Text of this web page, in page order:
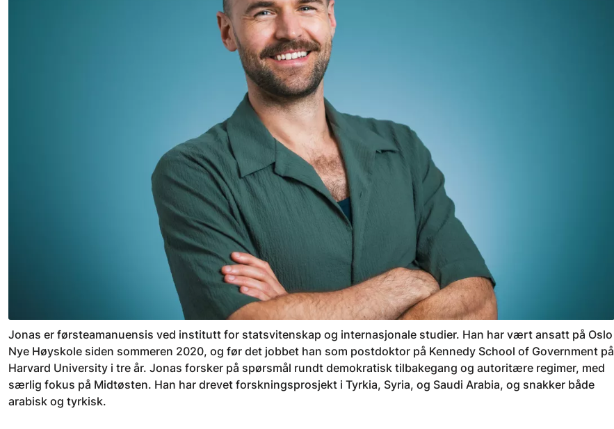
Jonas er førsteamanuensis ved institutt for statsvitenskap og internasjonale studier. Han har vært ansatt på Oslo
Nye Høyskole siden sommeren 2020, og før det jobbet han som postdoktor på Kennedy School of Government på
Harvard University i tre år. Jonas forsker på spørsmål rundt demokratisk tilbakegang og autoritære regimer, med
særlig fokus på Midtøsten. Han har drevet forskningsprosjekt i Tyrkia, Syria, og Saudi Arabia, og snakker både
arabisk og tyrkisk.